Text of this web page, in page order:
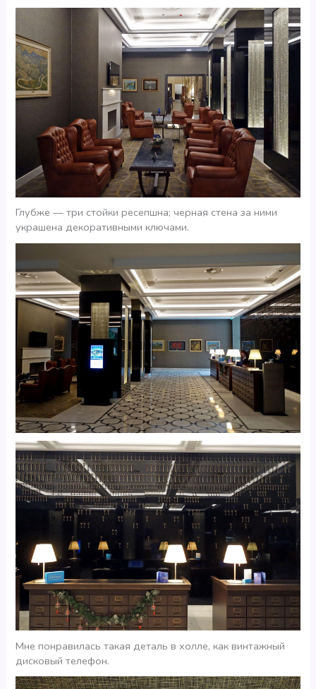
Глубже — три стойки ресепшна; черная стена за ними
украшена декоративными ключами.
Мне понравилась такая деталь в холле, как винтажный
дисковый телефон.